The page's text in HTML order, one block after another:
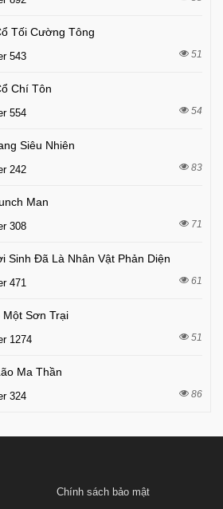
Tối Cường Tông
543 51
Chí Tôn
554 54
Siêu Nhiên
242 83
Man
308 71
Sinh Đã Là Nhân Vật Phản Diện
471 61
Một Sơn Trại
1274 51
Ma Thần
324 86
Chính sách bảo mật